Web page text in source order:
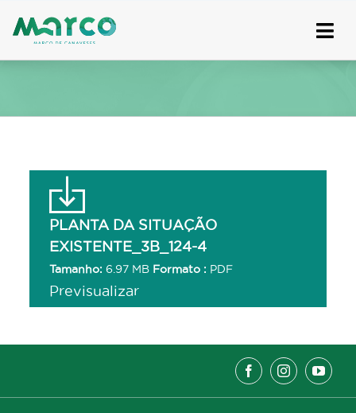
to
PLANTA DA SITUAÇÃO
EXISTENTE_3B_124-4
Tamanho: 6.97 MB Formato : PDF
Previsualizar